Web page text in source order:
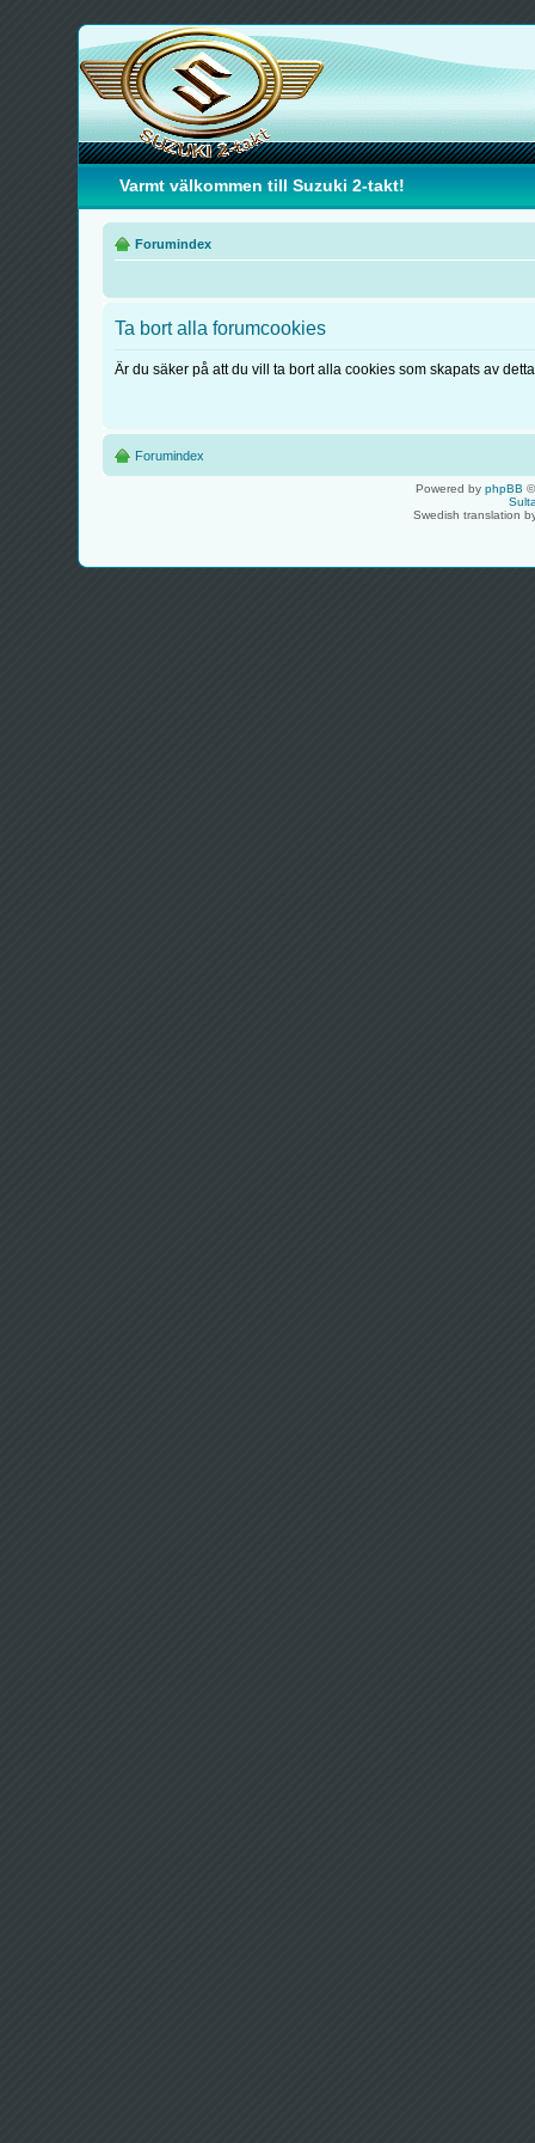
Varmt välkommen till Suzuki 2-takt!
Forumindex
Ta bort alla forumcookies
Är du säker på att du vill ta bort alla cookies som skapats av
Forumindex
Powered by phpBB
Swedish translation